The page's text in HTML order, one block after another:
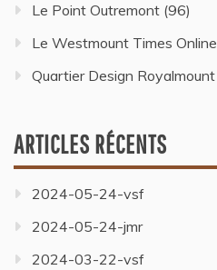
Le Point Outremont (96)
Le Westmount Times Online
Quartier Design Royalmount
ARTICLES RÉCENTS
2024-05-24-vsf
2024-05-24-jmr
2024-03-22-vsf